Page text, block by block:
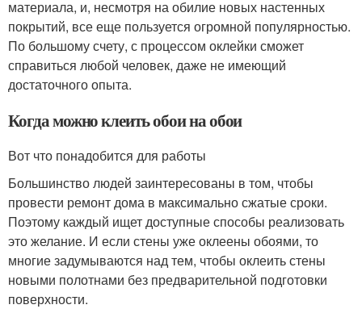
материала, и, несмотря на обилие новых настенных
покрытий, все еще пользуется огромной популярностью.
По большому счету, с процессом оклейки сможет
справиться любой человек, даже не имеющий
достаточного опыта.
Когда можно клеить обои на обои
Вот что понадобится для работы
Большинство людей заинтересованы в том, чтобы
провести ремонт дома в максимально сжатые сроки.
Поэтому каждый ищет доступные способы реализовать
это желание. И если стены уже оклеены обоями, то
многие задумываются над тем, чтобы оклеить стены
новыми полотнами без предварительной подготовки
поверхности.